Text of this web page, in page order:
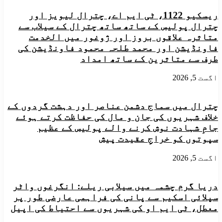
قرارداد......تحریر:ابوسلمان
کیا
ریٹ
ہے
ریسکیو 1122، ٹی ایم اے، چترال لیویز اور
چترال پولیس کے ساتھ ساتھ چترال کے سیلاب سے
متاثرہ علاقوں بروز اور ژوغور میں الخدمت
فاونڈیشن اور محمد طلحہ محمود فاونڈیشن کی
طرف سے متاثرین کے ساتھ امداد
اگست 5, 2026
چترال میں سماج دشمن عناصر اور دہشت گردوں کے
خلاف شہریوں کی جان و مال کی حفاظت کرتے ہوئے
جامِ شہادت نوش کرنے والے پولیس کے عظیم
سپوتوں کو خراجِ عقیدت پیش
اگست 5, 2026
دریا گرم چشمہ میں سیلابی ریلے: انگرغوں واٹر
سپلائی اسکیم سے پانی کی فراہمی عارضی طور پر
معطل، ٹی ایم او کی شہریوں سے احتیاط کی اپیل